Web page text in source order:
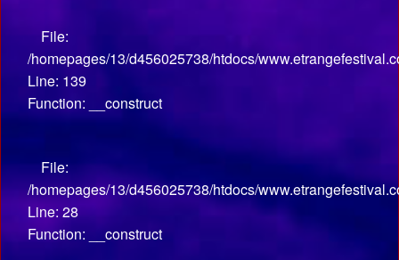
File:
/homepages/13/d456025738/htdocs/
Line: 139
Function: __construct
File:
/homepages/13/d456025738/htdocs/
Line: 28
Function: __construct